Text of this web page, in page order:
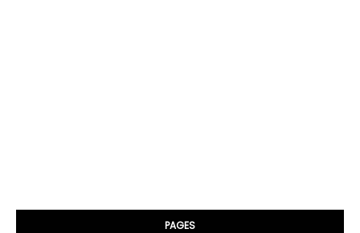
PAGES